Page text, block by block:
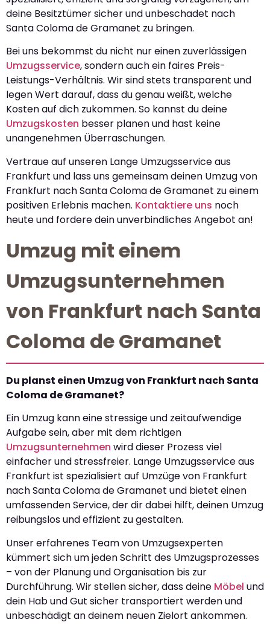
deine Besitztümer sicher und unbeschadet nach
Santa Coloma de Gramanet zu bringen.
Bei uns bekommst du nicht nur einen zuverlässigen
Umzugsservice, sondern auch ein faires Preis-
Leistungs-Verhältnis. Wir sind stets transparent und
legen Wert darauf, dass du genau weißt, welche
Kosten auf dich zukommen. So kannst du deine
Umzugskosten besser planen und hast keine
unangenehmen Überraschungen.
Vertraue auf unseren Lange Umzugsservice aus
Frankfurt und lass uns gemeinsam deinen Umzug von
Frankfurt nach Santa Coloma de Gramanet zu einem
positiven Erlebnis machen. Kontaktiere uns noch
heute und fordere dein unverbindliches Angebot an!
Umzug mit einem
Umzugsunternehmen
von Frankfurt nach Santa
Coloma de Gramanet
Du planst einen Umzug von Frankfurt nach Santa
Coloma de Gramanet?
Ein Umzug kann eine stressige und zeitaufwendige
Aufgabe sein, aber mit dem richtigen
Umzugsunternehmen wird dieser Prozess viel
einfacher und stressfreier. Lange Umzugsservice aus
Frankfurt ist spezialisiert auf Umzüge von Frankfurt
nach Santa Coloma de Gramanet und bietet einen
umfassenden Service, der dir dabei hilft, deinen Umzug
reibungslos und effizient zu gestalten.
Unser erfahrenes Team von Umzugsexperten
kümmert sich um jeden Schritt des Umzugsprozesses
– von der Planung und Organisation bis zur
Durchführung. Wir stellen sicher, dass deine Möbel und
dein Hab und Gut sicher transportiert werden und
unbeschädigt an deinem neuen Zielort ankommen.